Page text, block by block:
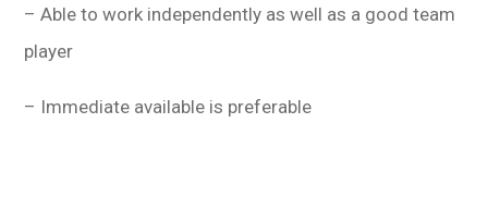
– Able to work independently as well as a good team
player
– Immediate available is preferable